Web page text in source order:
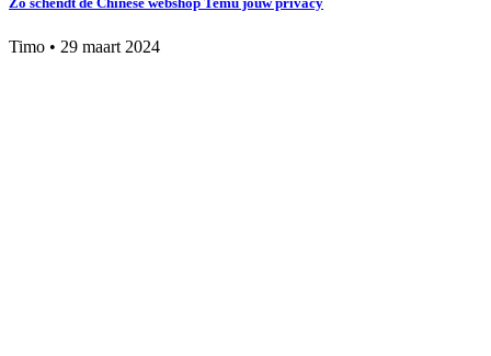
Timo • 29 maart 2024